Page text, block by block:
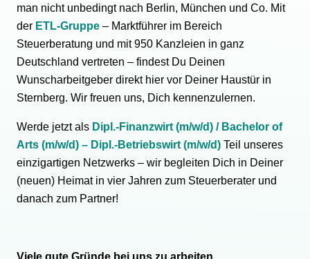
man nicht unbedingt nach Berlin, München und Co. Mit
der ETL-Gruppe – Marktführer im Bereich
Steuerberatung und mit 950 Kanzleien in ganz
Deutschland vertreten – findest Du Deinen
Wunscharbeitgeber direkt hier vor Deiner Haustür in
Sternberg. Wir freuen uns, Dich kennenzulernen.
Werde jetzt als Dipl.-Finanzwirt (m/w/d) / Bachelor of
Arts (m/w/d) – Dipl.-Betriebswirt (m/w/d) Teil unseres
einzigartigen Netzwerks – wir begleiten Dich in Deiner
(neuen) Heimat in vier Jahren zum Steuerberater und
danach zum Partner!
Viele gute Gründe bei uns zu arbeiten